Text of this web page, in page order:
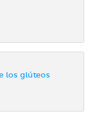
los glúteos